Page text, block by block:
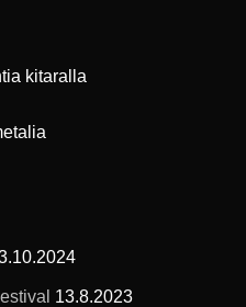
kitaralla
13.8.2023